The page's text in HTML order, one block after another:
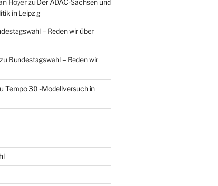
Hoyerzu Der ADAC-Sachsen und
in Leipzig
– Reden wir über
Bundestagswahl – Reden wir
Tempo 30 -Modellversuch in